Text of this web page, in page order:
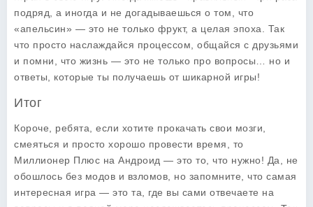
подряд, а иногда и не догадываешься о том, что
«апельсин» — это не только фрукт, а целая эпоха. Так
что просто наслаждайся процессом, общайся с друзьями
и помни, что жизнь — это не только про вопросы… но и
ответы, которые ты получаешь от шикарной игры!
Итог
Короче, ребята, если хотите прокачать свои мозги,
смеяться и просто хорошо провести время, то
Миллионер Плюс на Андроид — это то, что нужно! Да, не
обошлось без модов и взломов, но запомните, что самая
интересная игра — это та, где вы сами отвечаете на